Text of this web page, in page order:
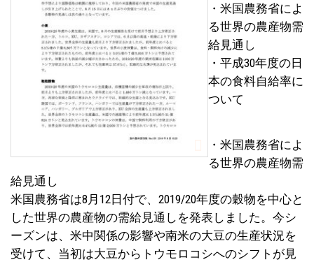
・米国農務省によ
る世界の農産物需
給見通し
・平成30年度の日
本の食料自給率に
ついて
・米国農務省によ
る世界の農産物需
給見通し
米国農務省は8月12日付で、2019/20年度の穀物を中心と
した世界の農産物の需給見通しを発表しました。今シ
ーズンは、米中関係の影響や南米の大豆の生産状況を
受けて、当初は大豆からトウモロコシへのシフトが見